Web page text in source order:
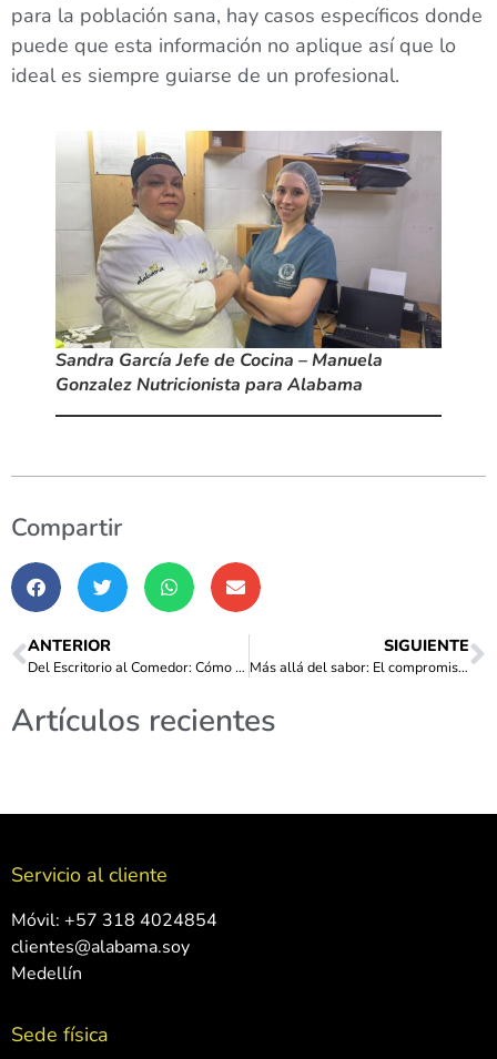
para la población sana, hay casos específicos donde
puede que esta información no aplique así que lo
ideal es siempre guiarse de un profesional.
Sandra García Jefe de Cocina – Manuela
Gonzalez Nutricionista para Alabama
Compartir
ANTERIOR
Del Escritorio al Comedor: Cómo Dominar tus Hábitos en el Trabajo Híbrido y Mejorar tu Bienestar
SIGUIENTE
Más allá del sabor: El compromiso verde de Alabama con Medellín
Artículos recientes
Servicio al cliente
Móvil: +57 318 4024854
clientes@alabama.soy
Medellín
Sede física